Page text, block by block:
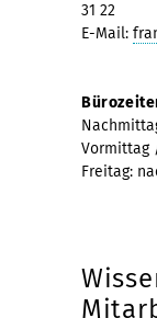
31 22
E-Mail:
Vormittag
Freitag: